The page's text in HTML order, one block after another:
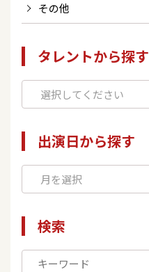
その他
タレントから探す
出演日から探す
検索